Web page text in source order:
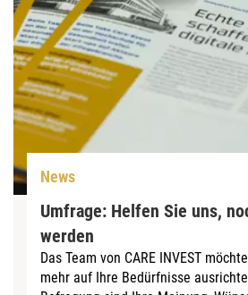
News
Umfrage: Helfen Sie uns,
werden
Das Team von CARE INVEST
mehr auf Ihre Bedürfnisse